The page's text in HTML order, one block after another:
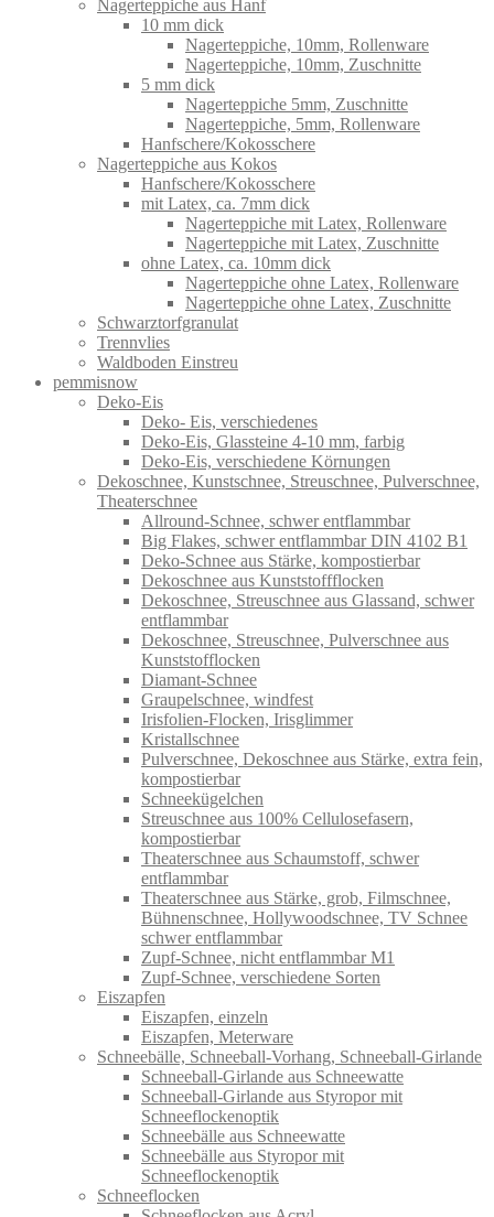
Nagerteppiche aus Hanf
10 mm dick
Nagerteppiche, 10mm, Rollenware
Nagerteppiche, 10mm, Zuschnitte
5 mm dick
Nagerteppiche 5mm, Zuschnitte
Nagerteppiche, 5mm, Rollenware
Hanfschere/Kokosschere
Nagerteppiche aus Kokos
Hanfschere/Kokosschere
mit Latex, ca. 7mm dick
Nagerteppiche mit Latex, Rollenware
Nagerteppiche mit Latex, Zuschnitte
ohne Latex, ca. 10mm dick
Nagerteppiche ohne Latex, Rollenware
Nagerteppiche ohne Latex, Zuschnitte
Schwarztorfgranulat
Trennvlies
Waldboden Einstreu
pemmisnow
Deko-Eis
Deko- Eis, verschiedenes
Deko-Eis, Glassteine 4-10 mm, farbig
Deko-Eis, verschiedene Körnungen
Dekoschnee, Kunstschnee, Streuschnee, Pulverschnee,
Theaterschnee
Allround-Schnee, schwer entflammbar
Big Flakes, schwer entflammbar DIN 4102 B1
Deko-Schnee aus Stärke, kompostierbar
Dekoschnee aus Kunststoffflocken
Dekoschnee, Streuschnee aus Glassand, schwer
entflammbar
Dekoschnee, Streuschnee, Pulverschnee aus
Kunststofflocken
Diamant-Schnee
Graupelschnee, windfest
Irisfolien-Flocken, Irisglimmer
Kristallschnee
Pulverschnee, Dekoschnee aus Stärke, extra fein,
kompostierbar
Schneekügelchen
Streuschnee aus 100% Cellulosefasern,
kompostierbar
Theaterschnee aus Schaumstoff, schwer
entflammbar
Theaterschnee aus Stärke, grob, Filmschnee,
Bühnenschnee, Hollywoodschnee, TV Schnee
schwer entflammbar
Zupf-Schnee, nicht entflammbar M1
Zupf-Schnee, verschiedene Sorten
Eiszapfen
Eiszapfen, einzeln
Eiszapfen, Meterware
Schneebälle, Schneeball-Vorhang, Schneeball-Girlande
Schneeball-Girlande aus Schneewatte
Schneeball-Girlande aus Styropor mit
Schneeflockenoptik
Schneebälle aus Schneewatte
Schneebälle aus Styropor mit
Schneeflockenoptik
Schneeflocken